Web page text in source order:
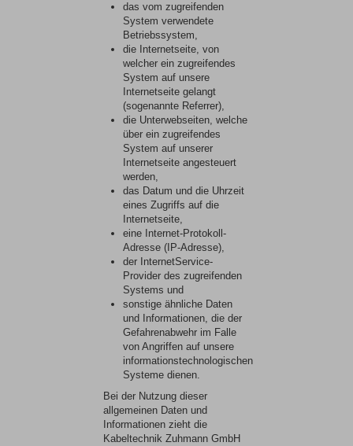
das vom zugreifenden
System verwendete
Betriebssystem,
die Internetseite, von
welcher ein zugreifendes
System auf unsere
Internetseite gelangt
(sogenannte Referrer),
die Unterwebseiten, welche
über ein zugreifendes
System auf unserer
Internetseite angesteuert
werden,
das Datum und die Uhrzeit
eines Zugriffs auf die
Internetseite,
eine Internet-Protokoll-
Adresse (IP-Adresse),
der InternetService-
Provider des zugreifenden
Systems und
sonstige ähnliche Daten
und Informationen, die der
Gefahrenabwehr im Falle
von Angriffen auf unsere
informationstechnologischen
Systeme dienen.
Bei der Nutzung dieser
allgemeinen Daten und
Informationen zieht die
Kabeltechnik Zuhmann GmbH